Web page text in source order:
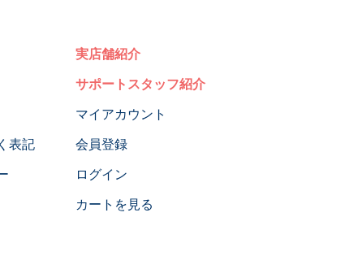
表記
実店舗紹介
サポートスタッフ紹介
マイアカウント
会員登録
ログイン
カートを見る